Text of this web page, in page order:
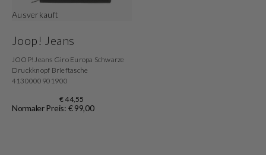
Ausverkauft
Joop! Jeans
JOOP! Jeans Giro Europa Schwarze
Druckknopf Brieftasche
4130000901900
€ 44,55
Normaler Preis: € 99,00